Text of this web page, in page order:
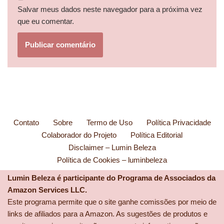
Salvar meus dados neste navegador para a próxima vez
que eu comentar.
Contato Sobre Termo de Uso
Política Privacidade
Colaborador do Projeto
Política Editorial
Disclaimer – Lumin Beleza
Política de Cookies – luminbeleza
Lumin Beleza é participante do Programa de Associados da
Amazon Services LLC.
Este programa permite que o site ganhe comissões por meio de
links de afiliados para a Amazon. As sugestões de produtos e